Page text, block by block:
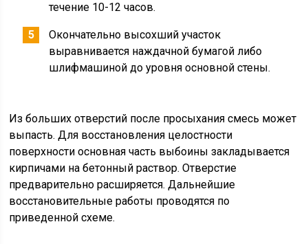
течение 10-12 часов.
Окончательно высохший участок
выравнивается наждачной бумагой либо
шлифмашиной до уровня основной стены.
Из больших отверстий после просыхания смесь может
выпасть. Для восстановления целостности
поверхности основная часть выбоины закладывается
кирпичами на бетонный раствор. Отверстие
предварительно расширяется. Дальнейшие
восстановительные работы проводятся по
приведенной схеме.